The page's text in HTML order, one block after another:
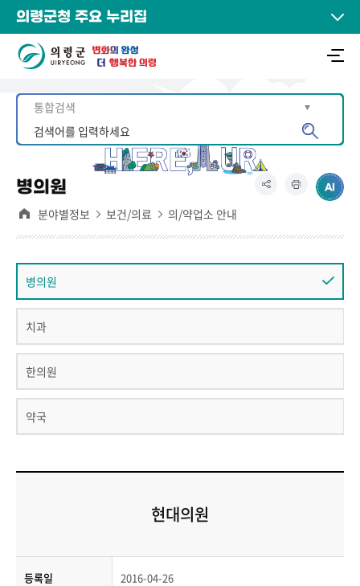
의령군청 주요 누리집
병의원
분야별정보 보건/의료 의/약업소 안내
병의원
치과
한의원
약국
현대의원
등록일 2016-04-26